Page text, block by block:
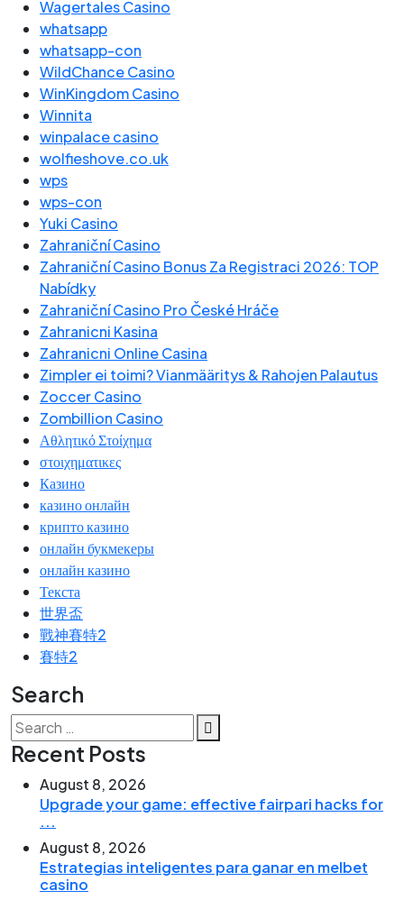
Wagertales Casino
whatsapp
whatsapp-con
WildChance Casino
WinKingdom Casino
Winnita
winpalace casino
wolfieshove.co.uk
wps
wps-con
Yuki Casino
Zahraniční Casino
Zahraniční Casino Bonus Za Registraci 2026: TOP
Nabídky
Zahraniční Casino Pro České Hráče
Zahranicni Kasina
Zahranicni Online Casina
Zimpler ei toimi? Vianmääritys & Rahojen Palautus
Zoccer Casino
Zombillion Casino
Αθλητικό Στοίχημα
στοιχηματικες
Казино
казино онлайн
крипто казино
онлайн букмекеры
онлайн казино
Текста
世界盃
戰神賽特2
賽特2
Search
Search
for:
Recent Posts
August 8, 2026
Upgrade your game: effective fairpari hacks for
...
August 8, 2026
Estrategias inteligentes para ganar en melbet
casino